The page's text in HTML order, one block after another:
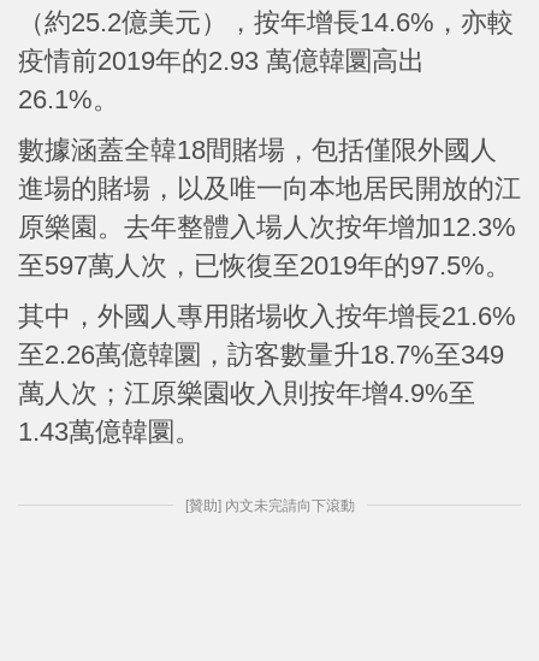
（約25.2億美元），按年增長14.6%，亦較
疫情前2019年的2.93 萬億韓圜高出
26.1%。
數據涵蓋全韓18間賭場，包括僅限外國人
進場的賭場，以及唯一向本地居民開放的江
原樂園。去年整體入場人次按年增加12.3%
至597萬人次，已恢復至2019年的97.5%。
其中，外國人專用賭場收入按年增長21.6%
至2.26萬億韓圜，訪客數量升18.7%至349
萬人次；江原樂園收入則按年增4.9%至
1.43萬億韓圜。
[贊助] 內文未完請向下滾動